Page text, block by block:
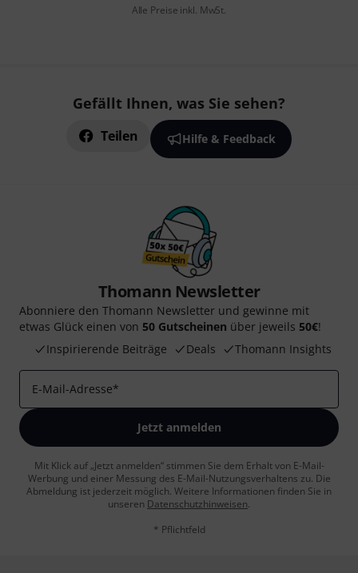
Alle Preise inkl. MwSt.
Gefällt Ihnen, was Sie sehen?
Teilen Hilfe & Feedback
Thomann Newsletter
Abonniere den Thomann Newsletter und gewinne mit
etwas Glück einen von 50 Gutscheinen über jeweils 50€!
Inspirierende Beiträge
Deals Thomann Insights
E-Mail-Adresse*
Jetzt anmelden
Mit Klick auf „Jetzt anmelden“ stimmen Sie dem Erhalt von E-Mail-
Werbung und einer Messung des E-Mail-Nutzungsverhaltens zu. Die
Abmeldung ist jederzeit möglich. Weitere Informationen finden Sie in
unseren Datenschutzhinweisen.
* Pflichtfeld